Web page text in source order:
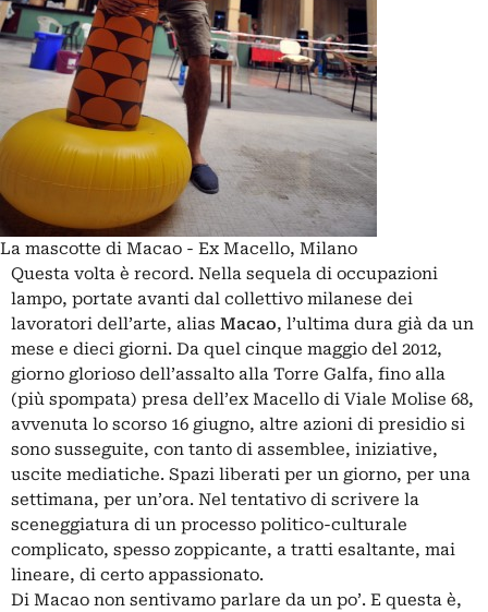
La mascotte di Macao - Ex Macello, Milano
Questa volta è record. Nella sequela di occupazioni
lampo, portate avanti dal collettivo milanese dei
lavoratori dell’arte, alias Macao, l’ultima dura già da un
mese e dieci giorni. Da quel cinque maggio del 2012,
giorno glorioso dell’assalto alla Torre Galfa, fino alla
(più spompata) presa dell’ex Macello di Viale Molise 68,
avvenuta lo scorso 16 giugno, altre azioni di presidio si
sono susseguite, con tanto di assemblee, iniziative,
uscite mediatiche. Spazi liberati per un giorno, per una
settimana, per un’ora. Nel tentativo di scrivere la
sceneggiatura di un processo politico-culturale
complicato, spesso zoppicante, a tratti esaltante, mai
lineare, di certo appassionato.
Di Macao non sentivamo parlare da un po’. E questa è,